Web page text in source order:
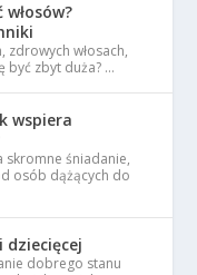
zdrowych włosach,
być zbyt duża? …
wspiera
skromne śniadanie,
osób dążących do
dobrego stanu